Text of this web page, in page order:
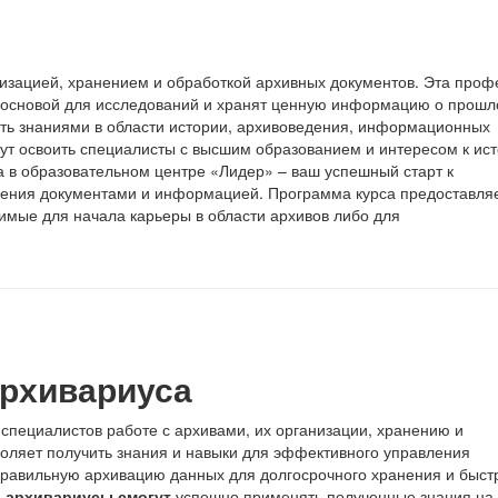
хранением и обработкой архивных документов. Эта
основой для исследований и хранят ценную информацию о
знаниями в области истории, архивоведения, информационных
освоить специалисты с высшим образованием и интересом к
образовательном центре «Лидер» – ваш успешный старт к
документами и информацией. Программа курса
для начала карьеры в области архивов либо для
работе с архивами, их организации, хранению и
получить знания и навыки для эффективного управления
архивацию данных для долгосрочного хранения и